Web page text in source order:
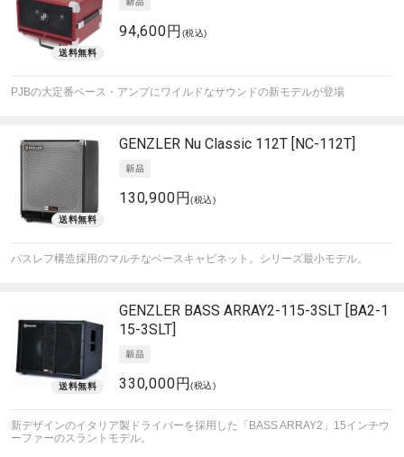
94,600円 (税込)
PJBの大定番ベース・アンプにワイルドなサウンドの新モデルが登場
GENZLER Nu Classic 112T [NC-112T]
130,900円(税込)
バスレフ構造採用のマルチなベースキャビネット。シリーズ最小モデル。
GENZLER BASS ARRAY2-115-3SLT [BA2-1
15-3SLT]
330,000円(税込)
新デザインのイタリア製ドライバーを採用した「BASS ARRAY2」15インチウ
ーファーのスラントモデル。